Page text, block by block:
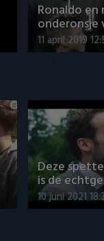
Ronaldo
onderonsje
11 april 2019
Deze
is de
10 juni 2021